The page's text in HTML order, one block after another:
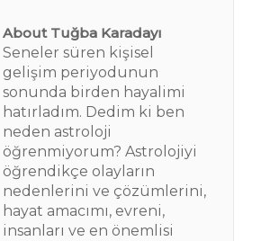
About Tuğba Karadayı
Seneler süren kişisel
gelişim periyodunun
sonunda birden hayalimi
hatırladım. Dedim ki ben
neden astroloji
öğrenmiyorum? Astrolojiyi
öğrendikçe olayların
nedenlerini ve çözümlerini,
hayat amacımı, evreni,
insanları ve en önemlisi